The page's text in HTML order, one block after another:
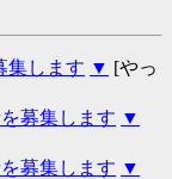
集します ▼ [やっ
募集します ▼
募集します ▼